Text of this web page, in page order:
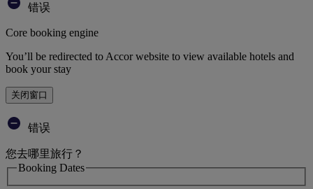
错误
Core booking engine
You’ll be redirected to Accor website to view available hotels and
book your stay
关闭窗口
错误
您去哪里旅行？
Booking Dates